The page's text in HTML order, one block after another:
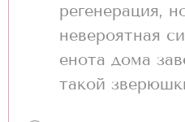
регенерация,
невероятная
енота дома
такой